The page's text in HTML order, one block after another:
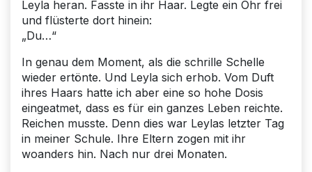
Leyla heran. Fasste in ihr Haar. Legte ein Ohr frei
und flüsterte dort hinein:
„Du…“
In genau dem Moment, als die schrille Schelle
wieder ertönte. Und Leyla sich erhob. Vom Duft
ihres Haars hatte ich aber eine so hohe Dosis
eingeatmet, dass es für ein ganzes Leben reichte.
Reichen musste. Denn dies war Leylas letzter Tag
in meiner Schule. Ihre Eltern zogen mit ihr
woanders hin. Nach nur drei Monaten.